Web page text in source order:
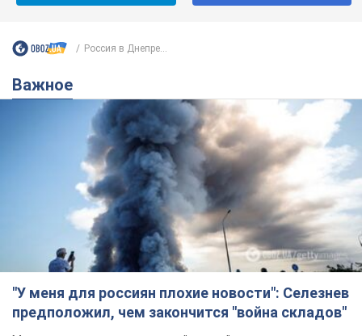
5.08.2026 16:00 59,8 т.
Банки "готовятся" к новому курсу
доллара: украинцам рассказали,
чего ожидать
Каким будет курс валюты в обменниках
10 часов назад 116,5 т.
"Джипинг разрушает экосистемы,
которые формировались сотни
лет": в Greenpeace забили тревогу
В высокогорье расположены альпийские и
субальпийские луга – редкие природные